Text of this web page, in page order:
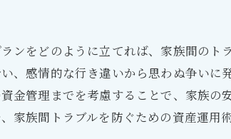
ンをどのように立てれば、家族間の
、感情的な行き違いから思わぬ争い
金管理までを考慮することで、家族
家族間トラブルを防ぐための資産運用